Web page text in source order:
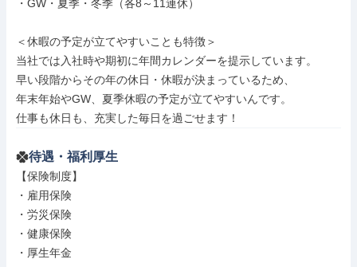
・GW・夏季・冬季（各8～11連休）
＜休暇の予定が立てやすいことも特徴＞
当社では入社時や期初に年間カレンダーを提示しています。
早い段階からその年の休日・休暇が決まっているため、
年末年始やGW、夏季休暇の予定が立てやすいんです。
仕事も休日も、充実した毎日を過ごせます！
待遇・福利厚生
【保険制度】
・雇用保険
・労災保険
・健康保険
・厚生年金